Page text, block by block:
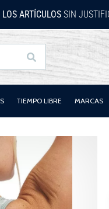
ARTÍCULOS SIN
Buscar
TIEMPO LIBRE MARCAS